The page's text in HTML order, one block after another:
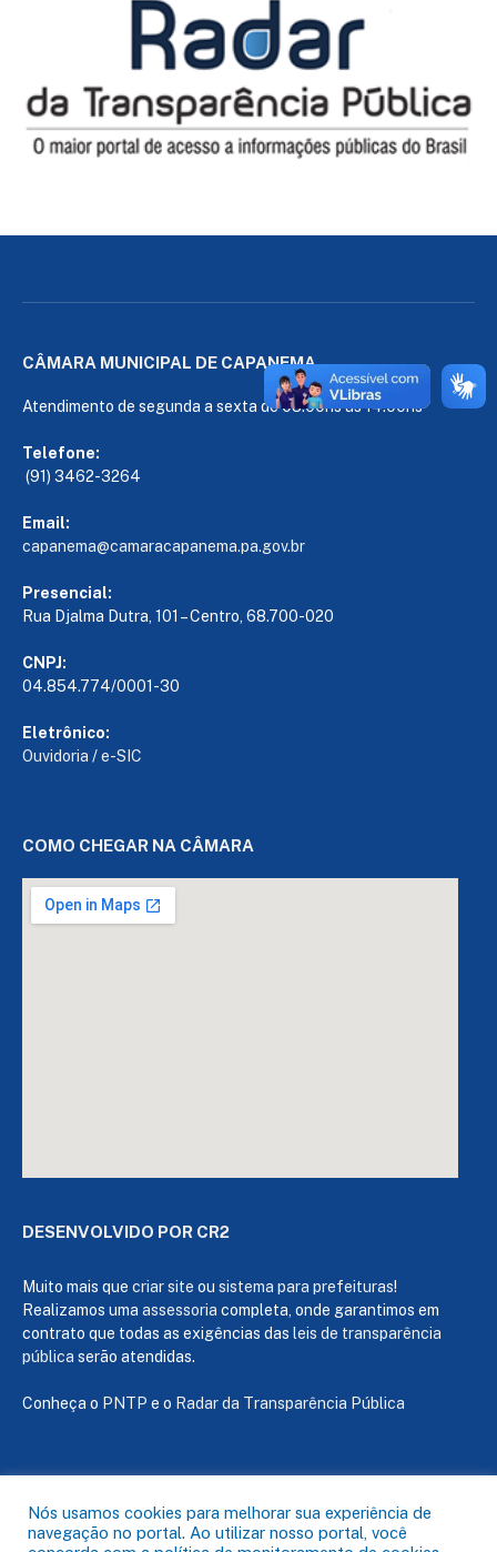
CÂMARA MUNICIPAL DE CAPANEMA
Atendimento de segunda a sexta de 08:00hs às 14:00hs
Telefone:
(91) 3462-3264
Email:
capanema@camaracapanema.pa.gov.br
Presencial:
Rua Djalma Dutra, 101 – Centro, 68.700-020
CNPJ:
04.854.774/0001-30
Eletrônico:
Ouvidoria /e-SIC
COMO CHEGAR NA CÂMARA
DESENVOLVIDO POR CR2
Muito mais que criar site ou sistema para prefeituras!
Realizamos uma assessoria completa, onde garantimos em
contrato que todas as exigências das leis de transparência
pública serão atendidas.
Conheça o PNTP e o Radar da Transparência Pública
Todos os direitos reservados a Câmara de Capanema
Nós usamos cookies para melhorar sua experiência de
navegação no portal. Ao utilizar nosso portal, você